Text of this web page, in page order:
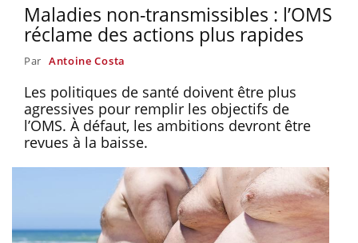
Maladies non-transmissibles : l’OMS
réclame des actions plus rapides
Par Antoine Costa
Les politiques de santé doivent être plus
agressives pour remplir les objectifs de
l’OMS. À défaut, les ambitions devront être
revues à la baisse.